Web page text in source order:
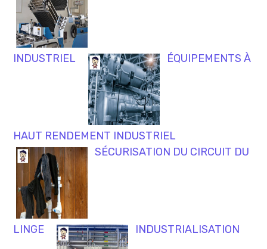
INDUSTRIEL ÉQUIPEMENTS À
HAUT RENDEMENT INDUSTRIEL
SÉCURISATION DU CIRCUIT DU
LINGE INDUSTRIALISATION